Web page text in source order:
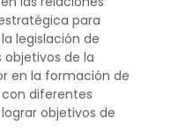
para
legislación de
de la
en la formación de
diferentes
objetivos de